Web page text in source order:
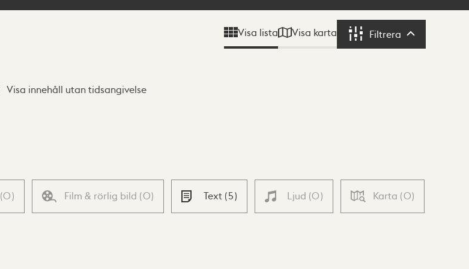
Visa lista Visa karta Filtrera Filtrera
Visa innehåll utan tidsangivelse
(0) Film & rörlig bild (0) Text (5) Ljud (0) Karta (0)